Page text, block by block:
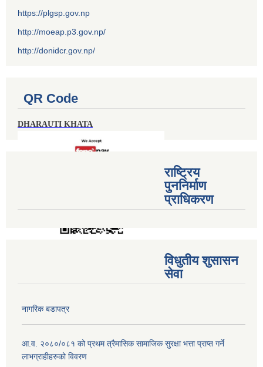
https://plgsp.gov.np
http://moeap.p3.gov.np/
http://donidcr.gov.np/
QR Code
DHARAUTI KHATA
राष्ट्रिय
पुननिर्माण
प्राधिकरण
विधुतीय शुसासन
सेवा
नागरिक बडापत्र
आ.व. २०८०/०८१ को प्रथम त्रैमासिक सामाजिक सुरक्षा भत्ता प्राप्त गर्ने
लाभग्राहीहरुको विवरण